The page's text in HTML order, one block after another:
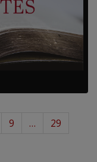
9 …
29